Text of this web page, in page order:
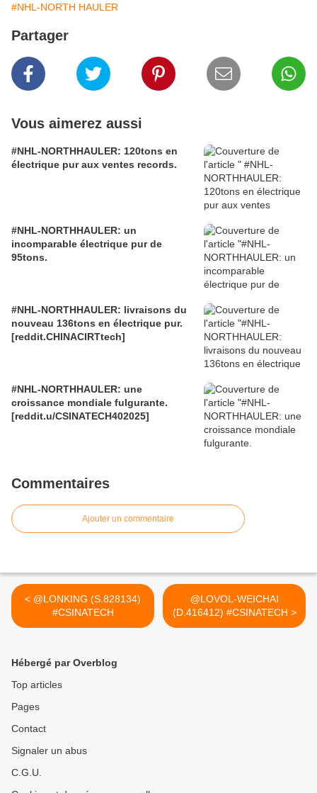
#NHL-NORTH HAULER
Partager
Vous aimerez aussi
#NHL-NORTHHAULER: 120tons en
électrique pur aux ventes records.
#NHL-NORTHHAULER: un
incomparable électrique pur de
95tons.
#NHL-NORTHHAULER: livraisons du
nouveau 136tons en électrique pur.
[reddit.CHINACIRTtech]
#NHL-NORTHHAULER: une
croissance mondiale fulgurante.
[reddit.u/CSINATECH402025]
Commentaires
Ajouter un commentaire
< @LONKING (S.828134)
#CSINATECH
@LOVOL-WEICHAI
(D.416412) #CSINATECH >
Hébergé par Overblog
Top articles
Pages
Contact
Signaler un abus
C.G.U.